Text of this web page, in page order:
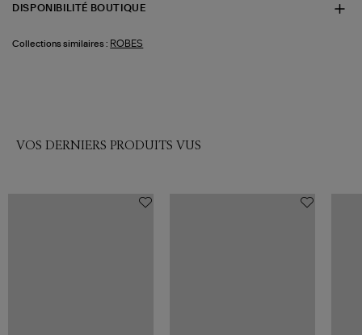
DISPONIBILITÉ BOUTIQUE
Collections similaires : ROBES
VOS DERNIERS PRODUITS VUS